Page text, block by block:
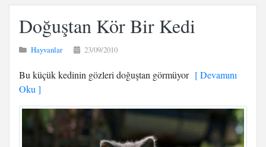
Doğuştan Kör Bir Kedi
Hayvanlar 23/09/2010
Bu küçük kedinin gözleri doğuştan görmüyor[ Devamını
Oku ]